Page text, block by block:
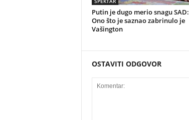
Putin je dugo merio snagu SAD:
Ono što je saznao zabrinulo je
Vašington
OSTAVITI ODGOVOR